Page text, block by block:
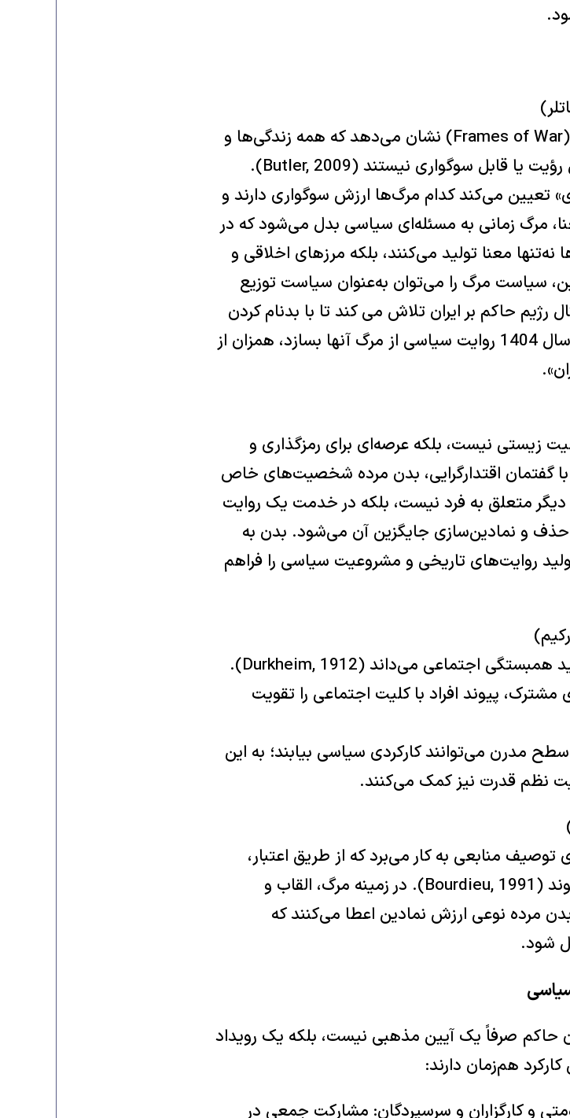
جودیت باتلر در کتاب قاب‌بندی‌های جنگ (Frames of War) نشان می‌دهد که همه زندگی‌ها و
مرگ‌ها به یک اندازه در عرصه عمومی قابل رؤیت یا قابل سوگواری نیستند (Butler, 2009).
تعیین می‌کند کدام مرگ‌ها ارزش سوگواری دارند و
مرگ زمانی به مسئله‌ای سیاسی بدل می‌شود که در
معنا تولید می‌کنند، بلکه مرزهای اخلاقی و
سیاست مرگ را می‌توان به‌عنوان سیاست توزیع
حاکم بر ایران تلاش می کند تا با بدنام کردن
جانباختگان خیزش ملی ایران در دی مال سال 1404 روایت سیاسی از مرگ آنها بسازد، همزان از
زیستی نیست، بلکه عرصه‌ای برای رمزگذاری و
گفتمان اقتدارگرایی، بدن مرده شخصیت‌های خاص
متعلق به فرد نیست، بلکه در خدمت یک روایت
حذف و نمادین‌سازی جایگزین آن می‌شود. بدن به
روایت‌های تاریخی و مشروعیت سیاسی را فراهم
امیل دورکیم آیین‌ها را سازوکاری برای تولید همبستگی اجتماعی می‌داند (Durkheim, 1912).
پیوند افراد با کلیت اجتماعی را تقویت
مدرن می‌توانند کارکردی سیاسی بیابند؛ به این
نظم قدرت نیز کمک می‌کنند.
توصیف منابعی به کار می‌برد که از طریق اعتبار،
حیثیت و مشروعیت اجتماعی تولید می‌شوند (Bourdieu, 1991). در زمینه مرگ، القاب و
مرده نوعی ارزش نمادین اعطا می‌کنند که
شود.
حاکم صرفاً یک آیین مذهبی نیست، بلکه یک رویداد
هم‌زمان دارند:
و کارگزاران و سرسپردگان: مشارکت جمعی در